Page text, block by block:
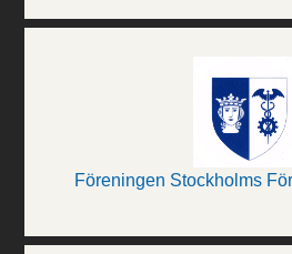
Föreningen Stockholms